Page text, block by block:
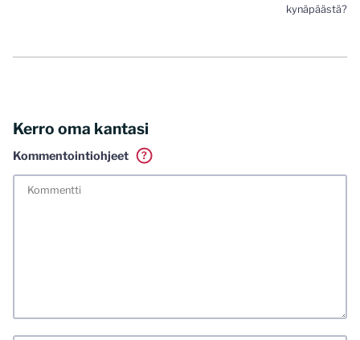
kynäpäästä?
Kerro oma kantasi
Kommentointiohjeet
?
meiliosoitteen. Minua ja mielipiteitäni saa ilman muuta